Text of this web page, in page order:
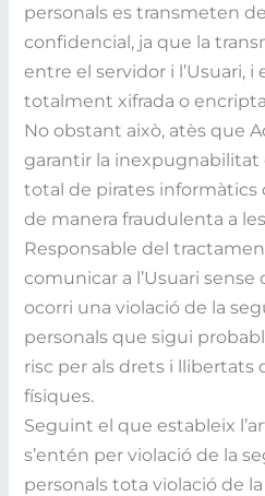
personals es transmeten
confidencial, ja que la
entre el servidor i l’Usuari,
totalment xifrada o
No obstant això, atès que
garantir la inexpugnabilitat
total de pirates informàtics
de manera fraudulenta a
Responsable del
comunicar a l’Usuari
ocorri una violació de la
personals que sigui
risc per als drets i llibertats
físiques.
Seguint el que estableix
s’entén per violació de la
personals tota violació de